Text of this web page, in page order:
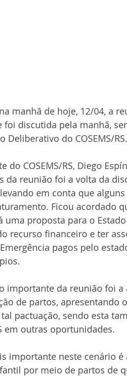
manhã de hoje, 12/04, a
foi discutida pela manhã,
Deliberativo do COSEMS/RS.
do COSEMS/RS, Diego
da reunião foi a volta da
em conta que
Ficou acordado
uma proposta para o
recurso financeiro e ter
pagos pelo
importante da reunião foi
de partos,
pactuação, sendo esta
em outras oportunidades.
importante neste cenário
por meio de partos de